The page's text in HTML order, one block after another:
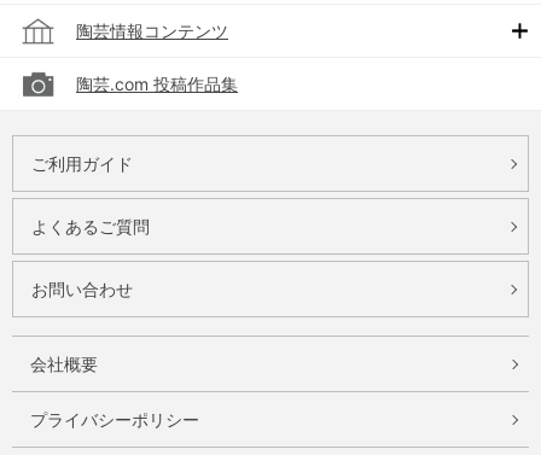
陶芸情報コンテンツ
陶芸.com 投稿作品集
ご利用ガイド
よくあるご質問
お問い合わせ
会社概要
プライバシーポリシー